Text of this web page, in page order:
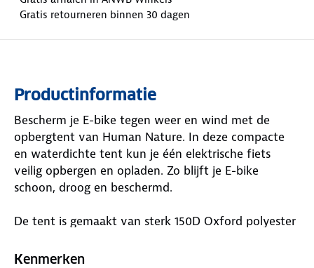
Gratis retourneren binnen 30 dagen
Productinformatie
Bescherm je E-bike tegen weer en wind met de
opbergtent van Human Nature. In deze compacte
en waterdichte tent kun je één elektrische fiets
veilig opbergen en opladen. Zo blijft je E-bike
schoon, droog en beschermd.
De tent is gemaakt van sterk 150D Oxford polyester
waterdicht is. De getapte naden en het uitneembare
Kenmerken